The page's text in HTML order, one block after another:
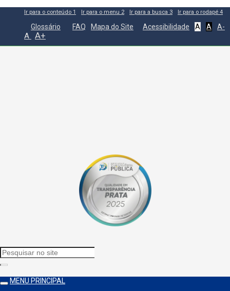
Ir para o conteúdo 1 Ir para o menu 2 Ir para a busca 3 Ir para o rodapé 4
Glossário FAQ Mapa do Site Acessibilidade A A A-
A A+
MENU PRINCIPAL